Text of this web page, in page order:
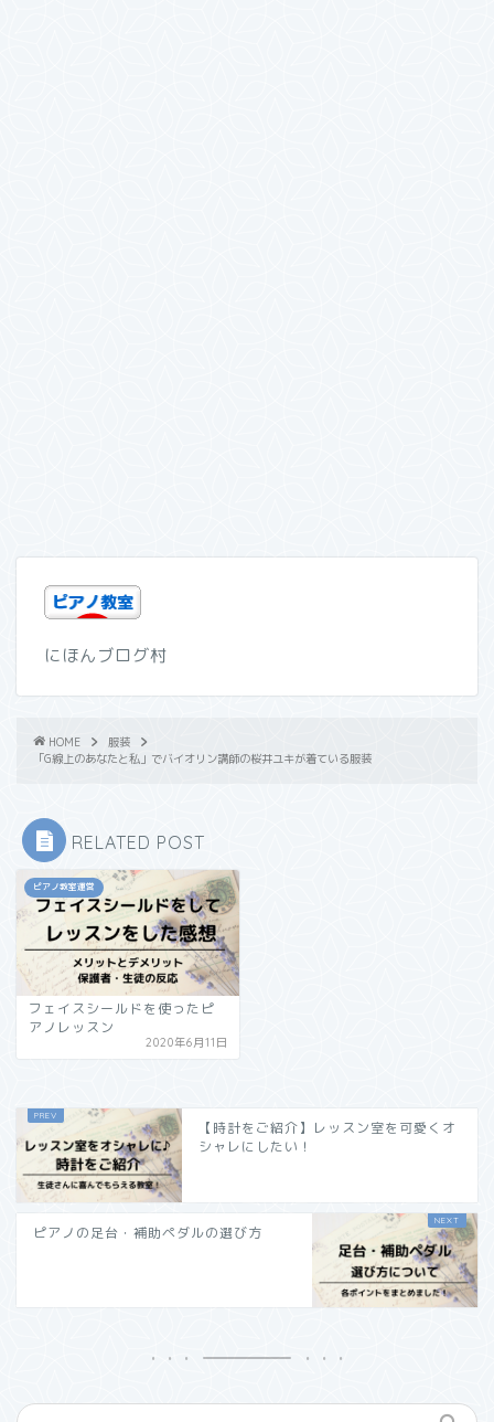
にほんブログ村
HOME
服装
「G線上のあなたと私」でバイオリン講師の桜井ユキが着ている服装
RELATED POST
ピアノ教室運営
フェイスシールドを使ったピ
アノレッスン
2020年6月11日
【時計をご紹介】レッスン室を可愛くオ
シャレにしたい！
ピアノの足台・補助ペダルの選び方